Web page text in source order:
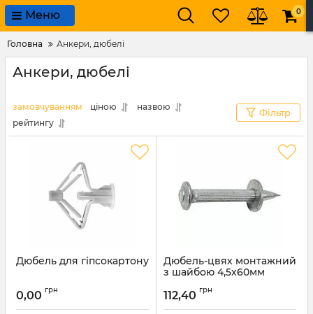
Меню 0
Головна Анкери, дюбелі
Анкери, дюбелі
замовчуванням ціною
назвою
рейтингу
Фільтр
Дюбель для гіпсокартону
0,00 грн
Дюбель-цвях монтажний
з шайбою 4,5х60мм
112,40 грн